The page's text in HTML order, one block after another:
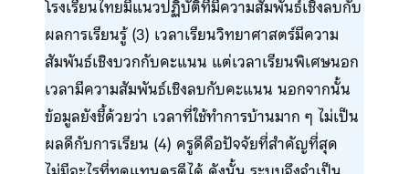
โรงเรียนไทยมีแนวปฏิบัติที่มีความสัมพันธ์เชิงลบกับ
ผลการเรียนรู้ (3) เวลาเรียนวิทยาศาสตร์มีความ
สัมพันธ์เชิงบวกกับคะแนน แต่เวลาเรียนพิเศษนอก
เวลามีความสัมพันธ์เชิงลบกับคะแนน นอกจากนั้น
ข้อมูลยังชี้ด้วยว่า เวลาที่ใช้ทำการบ้านมาก ๆ ไม่เป็น
ผลดีกับการเรียน (4) ครูดีคือปัจจัยที่สำคัญที่สุด